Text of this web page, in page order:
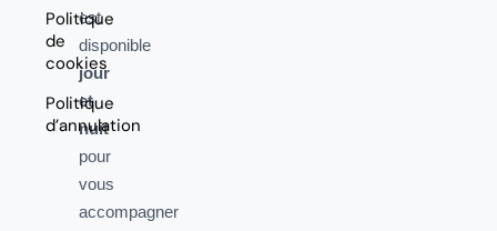
Politique
de
cookies
Politique
d’annulation
est
disponible
jour
et
nuit
pour
vous
accompagner